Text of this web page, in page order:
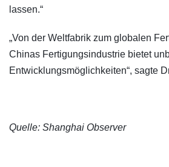
lassen.“
„Von der Weltfabrik zum globalen
Chinas Fertigungsindustrie bietet
Entwicklungsmöglichkeiten“, sagte
Quelle: Shanghai Observer